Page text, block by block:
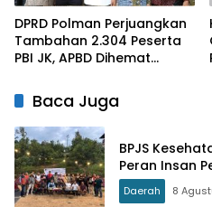
DPRD Polman Perjuangkan
Tambahan 2.304 Peserta
PBI JK, APBD Dihemat
Baca Juga
BPJS
Peran Insan
Daerah 8